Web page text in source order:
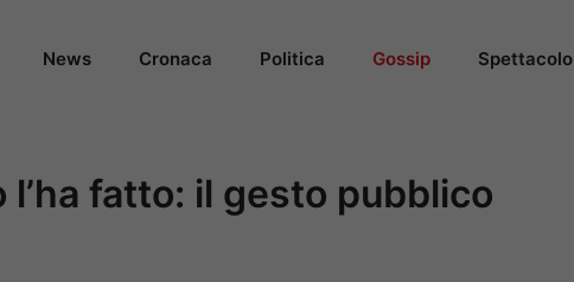
News Cronaca Politica Gossip Spettacolo
l’ha fatto: il gesto pubblico